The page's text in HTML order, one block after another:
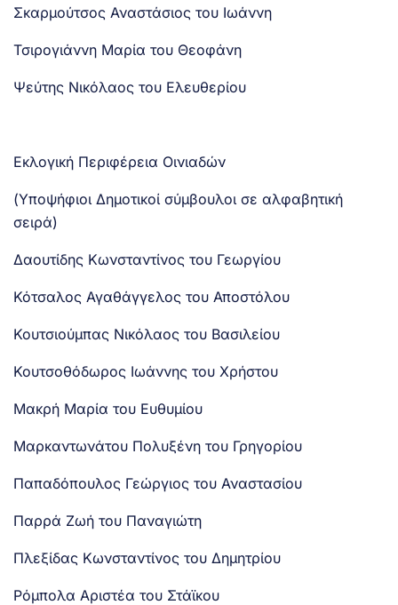
Σκαρμούτσος Αναστάσιος του Ιωάννη
Τσιρογιάννη Μαρία του Θεοφάνη
Ψεύτης Νικόλαος του Ελευθερίου
Εκλογική Περιφέρεια Οινιαδών
(Υποψήφιοι Δημοτικοί σύμβουλοι σε αλφαβητική
σειρά)
Δαουτίδης Κωνσταντίνος του Γεωργίου
Κότσαλος Αγαθάγγελος του Αποστόλου
Κουτσιούμπας Νικόλαος του Βασιλείου
Κουτσοθόδωρος Ιωάννης του Χρήστου
Μακρή Μαρία του Ευθυμίου
Μαρκαντωνάτου Πολυξένη του Γρηγορίου
Παπαδόπουλος Γεώργιος του Αναστασίου
Παρρά Ζωή του Παναγιώτη
Πλεξίδας Κωνσταντίνος του Δημητρίου
Ρόμπολα Αριστέα του Στάϊκου